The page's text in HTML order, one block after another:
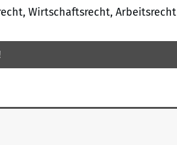
Wirtschaftsrecht, Arbeitsrecht